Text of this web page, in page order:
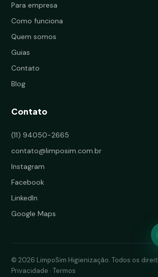
Para empresa
Como funciona
Quem somos
Guias
Contato
Blog
Contato
(11) 94050-2665
contato@limposim.com.br
Instagram
Facebook
LinkedIn
Google Maps
© 2026 LimpoSim Higienização. Todos os
Privacidade · Termos